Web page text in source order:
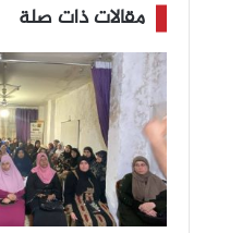
مقالات ذات صلة